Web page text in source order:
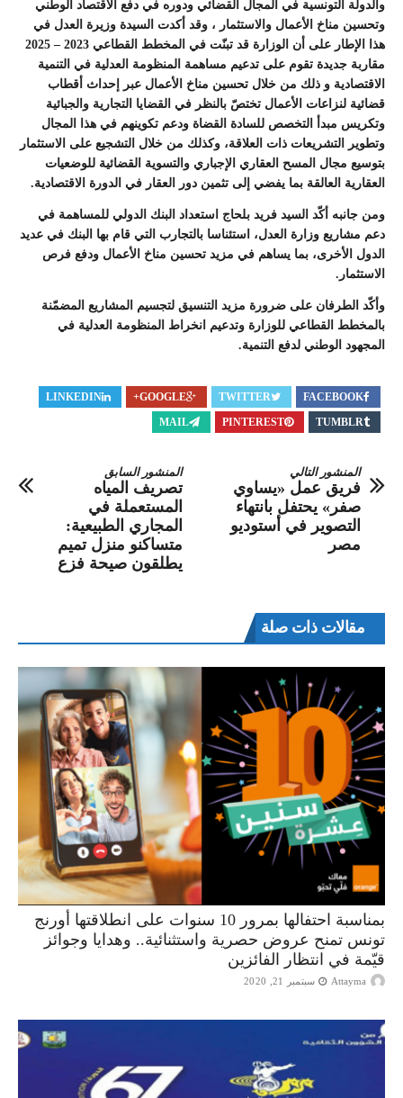
والدولة التونسية في المجال القضائي ودوره في دفع الاقتصاد الوطني
وتحسين مناخ الأعمال والاستثمار ، وقد أكدت السيدة وزيرة العدل في
هذا الإطار على أن الوزارة قد تبنّت في المخطط القطاعي 2023 – 2025
مقاربة جديدة تقوم على تدعيم مساهمة المنظومة العدلية في التنمية
الاقتصادية و ذلك من خلال تحسين مناخ الأعمال عبر إحداث أقطاب
قضائية لنزاعات الأعمال تختصّ بالنظر في القضايا التجارية والجبائية
وتكريس مبدأ التخصص للسادة القضاة ودعم تكوينهم في هذا المجال
وتطوير التشريعات ذات العلاقة، وكذلك من خلال التشجيع على الاستثمار
بتوسيع مجال المسح العقاري الإجباري والتسوية القضائية للوضعيات
العقارية العالقة بما يفضي إلى تثمين دور العقار في الدورة الاقتصادية.
ومن جانبه أكّد السيد فريد بلحاج استعداد البنك الدولي للمساهمة في
دعم مشاريع وزارة العدل، استئناسا بالتجارب التي قام بها البنك في عديد
الدول الأخرى، بما يساهم في مزيد تحسين مناخ الأعمال ودفع فرص
الاستثمار.
وأكّد الطرفان على ضرورة مزيد التنسيق لتجسيم المشاريع المضمّنة
بالمخطط القطاعي للوزارة وتدعيم انخراط المنظومة العدلية في
المجهود الوطني لدفع التنمية.
FACEBOOK
TWITTER
GOOGLE+
LINKEDIN
TUMBLR
PINTEREST
MAIL
المنشور السابق
تصريف المياه
المستعملة في
المجاري الطبيعية:
متساكنو منزل تميم
يطلقون صيحة فزع
المنشور التالي
فريق عمل «يساوي
صفر» يحتفل بانتهاء
التصوير في أستوديو
مصر
مقالات ذات صلة
بمناسبة احتفالها بمرور 10 سنوات على انطلاقتها أورنج
تونس تمنح عروض حصرية واستثنائية.. وهدايا وجوائز
قيّمة في انتظار الفائزين
Attayma سبتمبر 21, 2020